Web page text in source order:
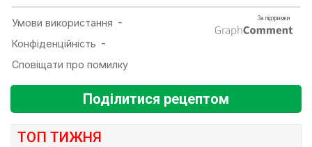
Поділитися рецептом
ТОП ТИЖНЯ